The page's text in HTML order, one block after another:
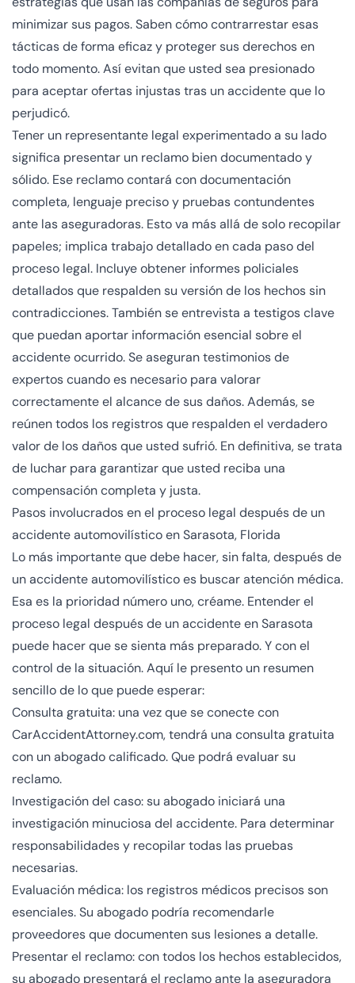
minimizar sus pagos. Saben cómo contrarrestar esas
tácticas de forma eficaz y proteger sus derechos en
todo momento. Así evitan que usted sea presionado
para aceptar ofertas injustas tras un accidente que lo
perjudicó.
Tener un representante legal experimentado a su lado
significa presentar un reclamo bien documentado y
sólido. Ese reclamo contará con documentación
completa, lenguaje preciso y pruebas contundentes
ante las aseguradoras. Esto va más allá de solo recopilar
papeles; implica trabajo detallado en cada paso del
proceso legal. Incluye obtener informes policiales
detallados que respalden su versión de los hechos sin
contradicciones. También se entrevista a testigos clave
que puedan aportar información esencial sobre el
accidente ocurrido. Se aseguran testimonios de
expertos cuando es necesario para valorar
correctamente el alcance de sus daños. Además, se
reúnen todos los registros que respalden el verdadero
valor de los daños que usted sufrió. En definitiva, se trata
de luchar para garantizar que usted reciba una
compensación completa y justa.
Pasos involucrados en el proceso legal después de un
accidente automovilístico en Sarasota, Florida
Lo más importante que debe hacer, sin falta, después de
un accidente automovilístico es buscar atención médica.
Esa es la prioridad número uno, créame. Entender el
proceso legal después de un accidente en Sarasota
puede hacer que se sienta más preparado. Y con el
control de la situación. Aquí le presento un resumen
sencillo de lo que puede esperar:
Consulta gratuita: una vez que se conecte con
CarAccidentAttorney.com, tendrá una consulta gratuita
con un abogado calificado. Que podrá evaluar su
reclamo.
Investigación del caso: su abogado iniciará una
investigación minuciosa del accidente. Para determinar
responsabilidades y recopilar todas las pruebas
necesarias.
Evaluación médica: los registros médicos precisos son
esenciales. Su abogado podría recomendarle
proveedores que documenten sus lesiones a detalle.
Presentar el reclamo: con todos los hechos establecidos,
su abogado presentará el reclamo ante la aseguradora